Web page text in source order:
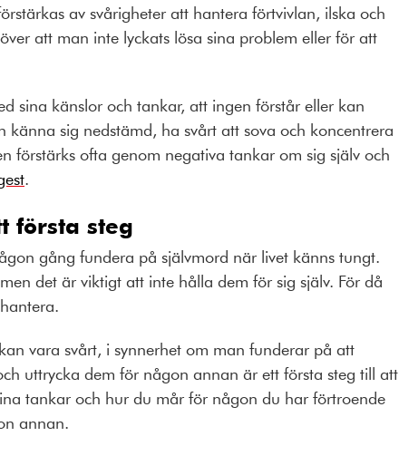
av svårigheter att hantera förtvivlan, ilska och
att man inte lyckats lösa sina problem eller för att
sina känslor och tankar, att ingen förstår eller kan
sig nedstämd, ha svårt att sova och koncentrera
förstärks ofta genom negativa tankar om sig själv och
.
första steg
gång fundera på självmord när livet känns tungt.
det är viktigt att inte hålla dem för sig själv. För då
vara svårt, i synnerhet om man funderar på att
uttrycka dem för någon annan är ett första steg till att
tankar och hur du mår för någon du har förtroende
annan.